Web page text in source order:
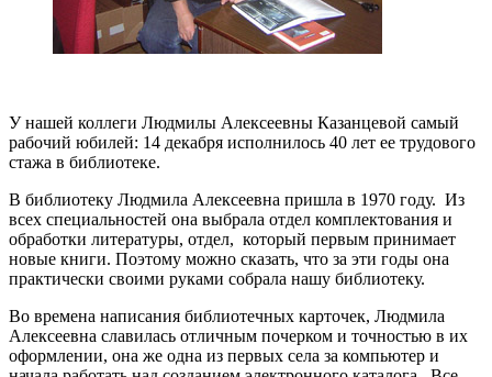
У нашей коллеги Людмилы Алексеевны Казанцевой самый
рабочий юбилей: 14 декабря исполнилось 40 лет ее трудового
стажа в библиотеке.
В библиотеку Людмила Алексеевна пришла в 1970 году. Из
всех специальностей она выбрала отдел комплектования и
обработки литературы, отдел, который первым принимает
новые книги. Поэтому можно сказать, что за эти годы она
практически своими руками собрала нашу библиотеку.
Во времена написания библиотечных карточек, Людмила
Алексеевна славилась отличным почерком и точностью в их
оформлении, она же одна из первых села за компьютер и